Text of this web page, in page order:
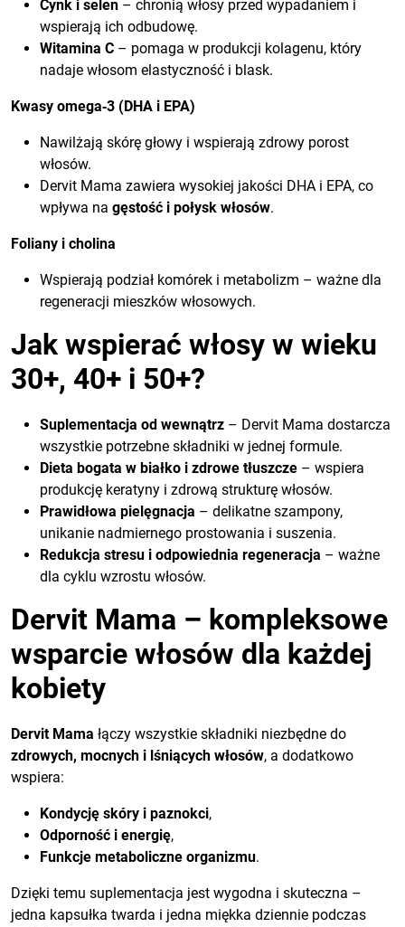
Cynk i selen – chronią włosy przed wypadaniem i
wspierają ich odbudowę.
Witamina C – pomaga w produkcji kolagenu, który
nadaje włosom elastyczność i blask.
Kwasy omega‑3 (DHA i EPA)
Nawilżają skórę głowy i wspierają zdrowy porost
włosów.
Dervit Mama zawiera wysokiej jakości DHA i EPA, co
wpływa na gęstość i połysk włosów.
Foliany i cholina
Wspierają podział komórek i metabolizm – ważne dla
regeneracji mieszków włosowych.
Jak wspierać włosy w wieku
30+, 40+ i 50+?
Suplementacja od wewnątrz – Dervit Mama dostarcza
wszystkie potrzebne składniki w jednej formule.
Dieta bogata w białko i zdrowe tłuszcze – wspiera
produkcję keratyny i zdrową strukturę włosów.
Prawidłowa pielęgnacja – delikatne szampony,
unikanie nadmiernego prostowania i suszenia.
Redukcja stresu i odpowiednia regeneracja – ważne
dla cyklu wzrostu włosów.
Dervit Mama – kompleksowe
wsparcie włosów dla każdej
kobiety
Dervit Mama łączy wszystkie składniki niezbędne do
zdrowych, mocnych i lśniących włosów, a dodatkowo
wspiera:
Kondycję skóry i paznokci,
Odporność i energię,
Funkcje metaboliczne organizmu.
Dzięki temu suplementacja jest wygodna i skuteczna –
jedna kapsułka twarda i jedna miękka dziennie podczas